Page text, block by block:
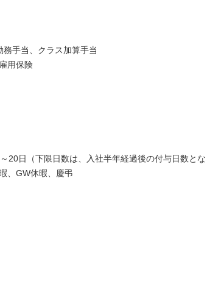
手当、クラス加算手当
用保険
日（下限日数は、入社半年経過後の付与日数とな
、GW休暇、慶弔